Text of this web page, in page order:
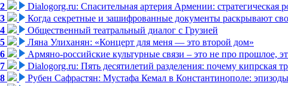
2
Dialogorg.ru: Спасительная артерия Армении:
3
Когда секретные и зашифрованные документы раскрывают
4
Общественный театральный диалог с Грузией
5
Ляна Улиханян: «Концерт для меня — это второй дом»
6
Армяно-российские культурные связи – это не про прошлое,
7
Dialogorg.ru: Пять десятилетий разделения: почему кипрская
8
Рубен Сафрастян: Мустафа Кемал в Константинополе: